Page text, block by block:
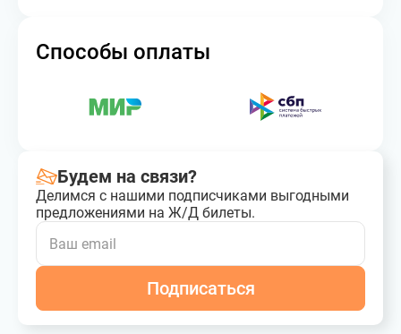
Способы оплаты
Будем на связи?
Делимся с нашими подписчиками выгодными
предложениями на Ж/Д билеты.
Подписаться